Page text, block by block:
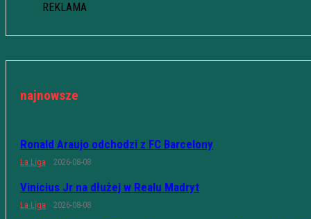
REKLAMA
najnowsze
Ronald Araujo odchodzi z FC Barcelony
La Liga 2026-08-08
Vinicius Jr na dłużej w Realu Madryt
La Liga 2026-08-08